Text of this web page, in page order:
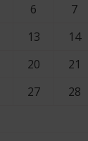
6 7
13 14
20 21
27 28